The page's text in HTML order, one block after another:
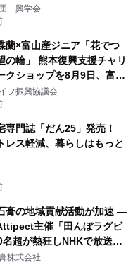
テーマに専門監修
興学会
蘭×富山産ジニア「花でつ
の輪」 熊本復興支援チャリ
クショップを8月9日、富
開催
フ振興協議会
専門誌「だん25」発売！
レス軽減、暮らしはもっと
膏の地域貢献活動が加速 ―
主催「田んぼラグビ
名超が熱狂しNHKで放送さ
株式会社